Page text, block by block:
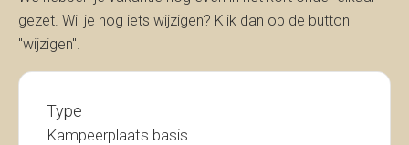
gezet. Wil je nog iets wijzigen? Klik dan op de button
"wijzigen".
Type
Kampeerplaats basis